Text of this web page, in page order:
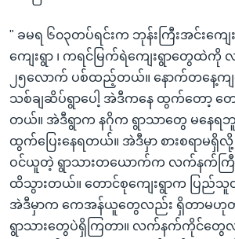
" ခမရ ၆၀၃တပ်ရင်းက ဘုန်းကြီးအင်းကျေ
ကျေးရွာ ၊ ကရင်မြက်ရဲကျေးရွာတွေထဲကို
၂၅လောက် ပစ်ထည့်တယ်။ နောက်တနေ့
သစ်ချဆိပ်ရွာပေါ့ အဲဒီကနေ ထွက်တော့ တေ
တယ်။ အဲဒီရွာက နဂိုက ရွာသာတွေ မနေရ
ထွက်ပြေးနေရတယ်။ အဲဒီမှာ စားစရာမရှိလို့
ဝင်ယူတဲ့ ရွာသားတယောက်က လက်နက်ကြီ
ထိသွားတယ်။ တောင်စုကျေးရွာက ပြည်သူ
အဲဒီမှာက ကေအန်ယူတွေလည်း ရှိတာမဟု
ရွာသားတွေပဲရှိကြတာ။ လက်နက်ကိုင်တွ